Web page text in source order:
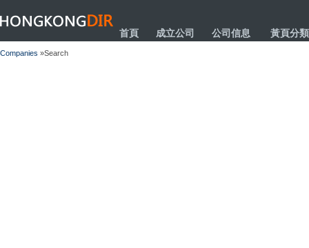
HONGKONGDIR
首頁 成立公司 公司信息 黃頁分類
Companies »Search